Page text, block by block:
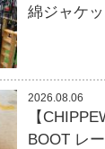
綿ジャケ
2026.08.06
【
BOOT レ